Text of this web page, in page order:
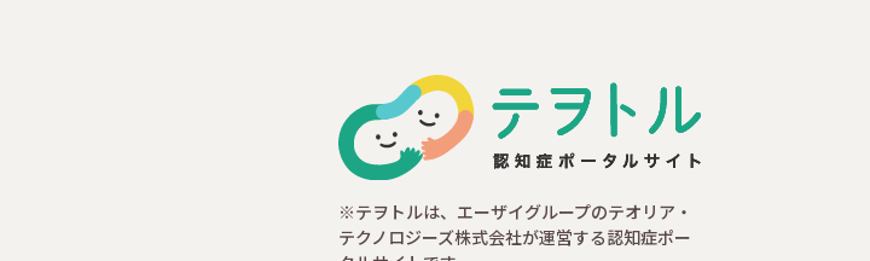
※テヲトルは、エーザイグループのテオリア・
テクノロジーズ株式会社が運営する認知症ポー